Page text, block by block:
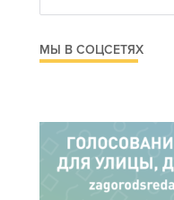
МЫ В СОЦСЕТЯХ